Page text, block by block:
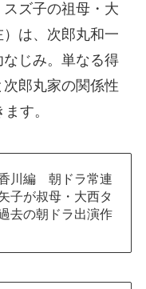
ズ子の祖母・大
は、次郎丸和一
なじみ。単なる得
郎丸家の関係性
す。
香川編 朝ドラ常連
子が叔母・大西タ
去の朝ドラ出演作